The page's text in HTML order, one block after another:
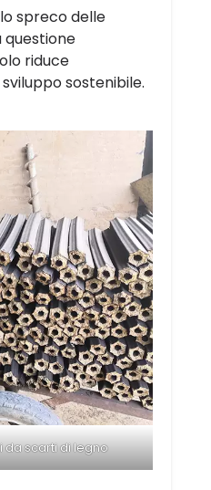
spreco delle
questione
riduce
sostenibile.
scarti di legno